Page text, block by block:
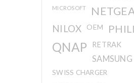
MICROSOFT
NILOX OEM
QNAP RETRAK
SAMSUNG
SWISS CHARGER